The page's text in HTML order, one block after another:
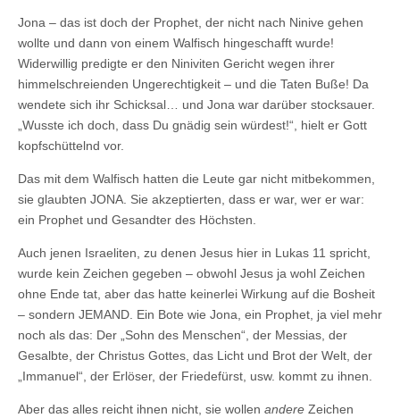
Jona – das ist doch der Prophet, der nicht nach Ninive gehen
wollte und dann von einem Walfisch hingeschafft wurde!
Widerwillig predigte er den Niniviten Gericht wegen ihrer
himmelschreienden Ungerechtigkeit – und die Taten Buße! Da
wendete sich ihr Schicksal… und Jona war darüber stocksauer.
„Wusste ich doch, dass Du gnädig sein würdest!“, hielt er Gott
kopfschüttelnd vor.
Das mit dem Walfisch hatten die Leute gar nicht mitbekommen,
sie glaubten JONA. Sie akzeptierten, dass er war, wer er war:
ein Prophet und Gesandter des Höchsten.
Auch jenen Israeliten, zu denen Jesus hier in Lukas 11 spricht,
wurde kein Zeichen gegeben – obwohl Jesus ja wohl Zeichen
ohne Ende tat, aber das hatte keinerlei Wirkung auf die Bosheit
– sondern JEMAND. Ein Bote wie Jona, ein Prophet, ja viel mehr
noch als das: Der „Sohn des Menschen“, der Messias, der
Gesalbte, der Christus Gottes, das Licht und Brot der Welt, der
„Immanuel“, der Erlöser, der Friedefürst, usw. kommt zu ihnen.
Aber das alles reicht ihnen nicht, sie wollen andere Zeichen